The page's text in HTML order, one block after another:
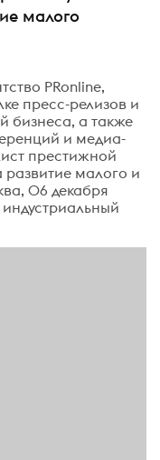
малого
PRonline,
пресс-релизов и
бизнеса, а также
и медиа-
престижной
малого и
06 декабря